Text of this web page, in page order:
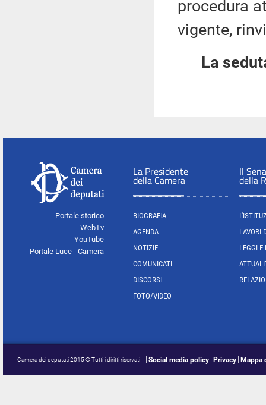
procedura
vigente,
La
Portale storico
WebTv
YouTube
Portale Luce - Camera
La Presidente
della Camera
BIOGRAFIA
AGENDA
NOTIZIE
COMUNICATI
DISCORSI
FOTO/VIDEO
Il
della
LAVORI
LEGGI E
Camera dei deputati 2015 © Tutti i diritti riservati Social media policy Privacy Mappa